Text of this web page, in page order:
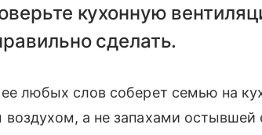
кухонную
сделать.
любых слов соберет семью на
а не запахами остывшей